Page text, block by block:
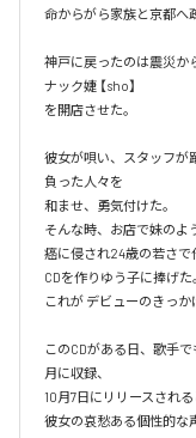
命からがら家族と京都へ
神戸に戻ったのは震災か
ナック婕 【sho】
を開店させた。
彼女が唄い、スタッフが
負った人々を
和ませ、勇気付けた。
そんな時、お店で妹のよ
癌に侵され24歳の若さで
CDを作りゆう子に捧げた
これが デビューのきっか
このCDがある日、歌手
月に収録、
10月7日にリリースされ
彼女の哀愁ある個性的な